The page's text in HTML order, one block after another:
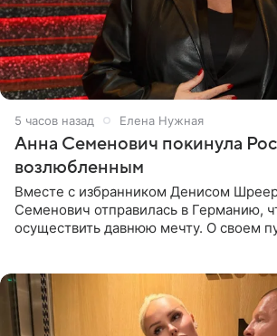
5 часов назад Елена Нужная
Анна Семенович покинула
возлюбленным
Вместе с избранником Денисом
Семенович отправилась в Германию,
осуществить давнюю мечту. О своем